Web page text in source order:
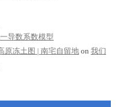
导数系数模型
原冻土图 | 南宅自留地 on 我们